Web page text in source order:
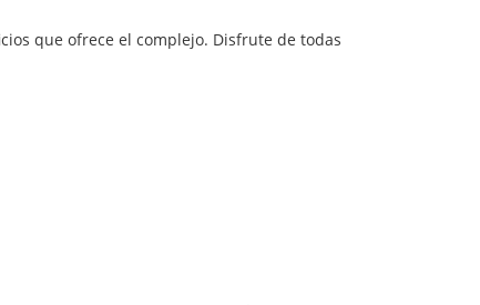
que ofrece el complejo. Disfrute de todas